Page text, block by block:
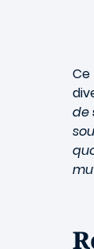
Ce
de